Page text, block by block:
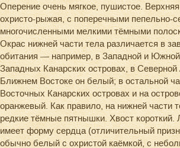
Оперение очень мягкое, пушистое.
охристо-рыжая, с поперечными пепельно-
многочисленными мелкими тёмными
Окрас нижней части тела различается в
обитания — например, в Западной и
Западных Канарских островах, в
Ближнем Востоке он белый; в остальной
Восточных Канарских островах и на
оранжевый. Как правило, на нижней части
редкие тёмные пятнышки. Хвост короткий.
имеет форму сердца (отличительный
обычно белый с охристой каёмкой, с